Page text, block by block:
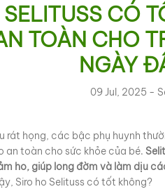
SELITUSS CÓ
TOÀN CHO
NGÀY
09 Jul, 2025 -
rát họng, các bậc phụ huynh
an toàn cho sức khỏe của bé.
ho, giúp long đờm và làm dịu
Siro ho Selituss có tốt không?